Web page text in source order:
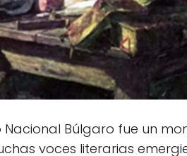
Nacional Búlgaro fue un
voces literarias